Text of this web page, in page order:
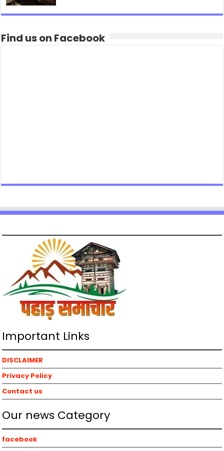
Find us on Facebook
Important Links
DISCLAIMER
Privacy Policy
Contact us
Our news Category
facebook